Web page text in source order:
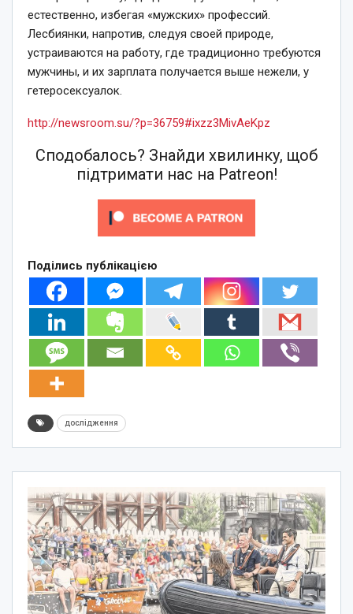
естественно, избегая «мужских» профессий.
Лесбиянки, напротив, следуя своей природе,
устраиваются на работу, где традиционно требуются
мужчины, и их зарплата получается выше нежели, у
гетеросексуалок.
http://newsroom.su/?p=36759#ixzz3MivAeKpz
Сподобалось? Знайди хвилинку, щоб
підтримати нас на Patreon!
Поділись публікацією
дослідження